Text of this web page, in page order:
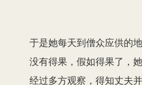
于是她每天到僧众应供的
没有得果，假如得果了，
经过多方观察，得知丈夫